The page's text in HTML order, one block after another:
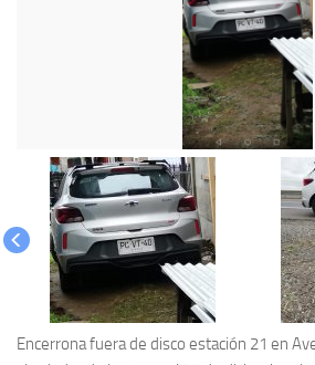
Encerrona fuera de disco estación 21 en